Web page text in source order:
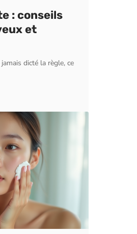
: conseils
et
dicté la règle, ce